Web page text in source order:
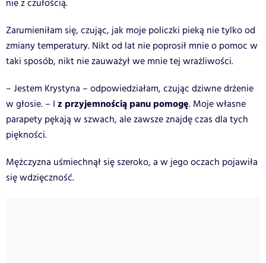
nie z czułością.
Zarumieniłam się, czując, jak moje policzki pieką nie tylko od
zmiany temperatury. Nikt od lat nie poprosił mnie o pomoc w
taki sposób, nikt nie zauważył we mnie tej wrażliwości.
– Jestem Krystyna – odpowiedziałam, czując dziwne drżenie
w głosie. – I z przyjemnością panu pomogę. Moje własne
parapety pękają w szwach, ale zawsze znajdę czas dla tych
piękności.
Mężczyzna uśmiechnął się szeroko, a w jego oczach pojawiła
się wdzięczność.